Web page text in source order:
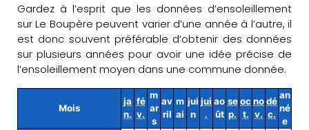
Gardez à l’esprit que les données d’ensoleillement
sur Le Boupère peuvent varier d’une année à l’autre, il
est donc souvent préférable d’obtenir des données
sur plusieurs années pour avoir une idée précise de
l’ensoleillement moyen dans une commune donnée.
Mois
ja
n.
fé
v.
m
ar
s
av
ril
m
ai
jui
n
jui
.
ao
ût
se
p.
oc
t.
no
v.
dé
c.
an
né
e